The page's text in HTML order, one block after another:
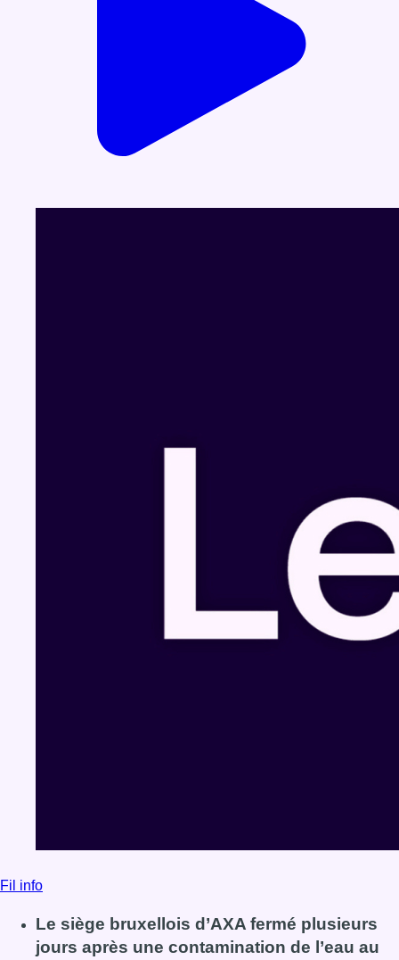
Fil info
Le siège bruxellois d’AXA fermé plusieurs
jours après une contamination de l’eau au